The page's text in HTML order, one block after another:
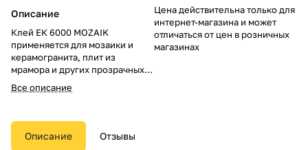
Описание
Клей ЕК 6000 MOZAIK
применяется для мозаики и
керамогранита, плит из
мрамора и других прозрачных и
полупрозрачных материалов
малого и среднего формата (до
см на пол), стандартного и
вытянутого формата (площадью
до 2 025 см² на стены и 3 600
Все описание
Цена действительна только для
интернет-магазина и может
отличаться от цен в розничных
магазинах
Описание Отзывы